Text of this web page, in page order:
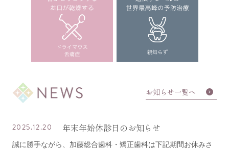
お知らせ一覧へ
2025.12.20 年末年始休診日のお知らせ
誠に勝手ながら、加藤総合歯科・矯正歯科は下記期間お休みさ